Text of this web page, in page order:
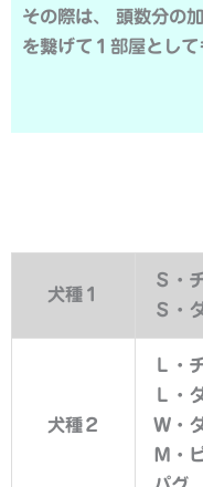
その際は、 頭数分の
を繋げて１部屋として
犬種１
Ｓ・
Ｓ・
犬種２
Ｌ・
Ｌ・
Ｗ・
Ｍ・